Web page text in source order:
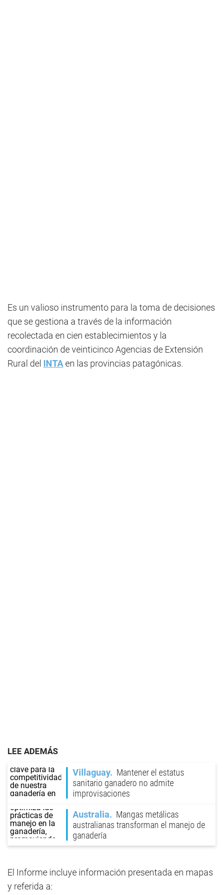
Es un valioso instrumento para la toma de decisiones
que se gestiona a través de la información
recolectada en cien establecimientos y la
coordinación de veinticinco Agencias de Extensión
Rural del INTAen las provincias patagónicas.
LEE ADEMÁS
Villaguay
Mantener el estatus
sanitario ganadero no admite
improvisaciones
Australia
Mangas metálicas
australianas transforman el manejo de
ganadería
El Informe incluye información presentada en mapas
y referida a: